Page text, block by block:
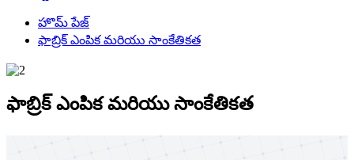
హొమ్ పేజ్
ఫాబ్రిక్ ఎంపిక మరియు సాంకేతికత
ఫాబ్రిక్ ఎంపిక మరియు సాంకేతికత